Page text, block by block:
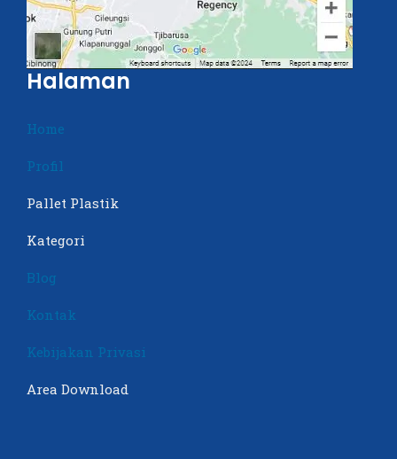
Halaman
Home
Profil
Pallet Plastik
Kategori
Blog
Kontak
Kebijakan Privasi
Area Download